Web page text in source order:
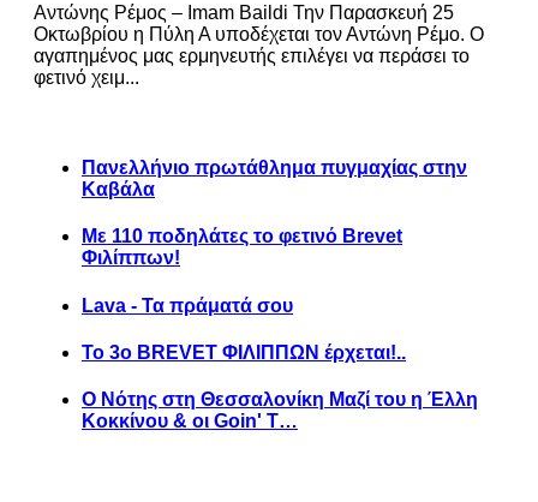
Αντώνης Ρέμος – Imam Baildi Την Παρασκευή 25
Οκτωβρίου η Πύλη Α υποδέχεται τον Αντώνη Ρέμο. Ο
αγαπημένος μας ερμηνευτής επιλέγει να περάσει το
φετινό χειμ...
Πανελλήνιο πρωτάθλημα πυγμαχίας στην
Καβάλα
Με 110 ποδηλάτες το φετινό Brevet
Φιλίππων!
Lava - Τα πράματά σου
Το 3ο BREVET ΦΙΛΙΠΠΩΝ έρχεται!..
Ο Νότης στη Θεσσαλονίκη Μαζί του η Έλλη
Κοκκίνου & οι Goin' T…